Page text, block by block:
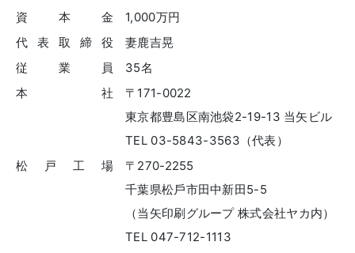
資本金
1,000万円
代表取締役
妻鹿吉晃
従業員
35名
本社
〒171-0022
東京都豊島区南池袋2-19-13 当矢ビル
TEL 03-5843-3563（代表）
松戸工場
〒270-2255
千葉県松⼾市⽥中新⽥5-5
（当⽮印刷グループ 株式会社ヤカ内）
TEL 047-712-1113